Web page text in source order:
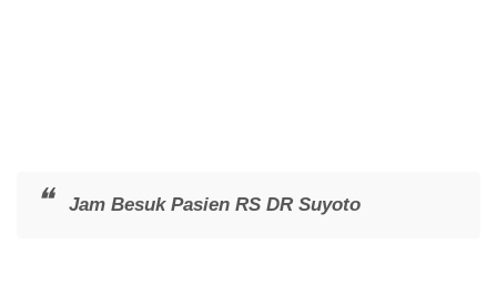
Jam Besuk Pasien RS DR Suyoto